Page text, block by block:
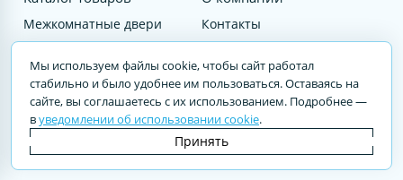
Межкомнатные двери
Входные двери
Услуги
Контакты
© 2023 DVERI-PK.RU Авторские права защищены. Полное или частичное
воспроизведение материалов cайта без письменного разрешения —
запрещено.
Мы используем файлы cookie, чтобы сайт работал
стабильно и было удобнее им пользоваться. Оставаясь на
сайте, вы соглашаетесь с их использованием. Подробнее —
вуведомлении об использовании cookie.
Принять